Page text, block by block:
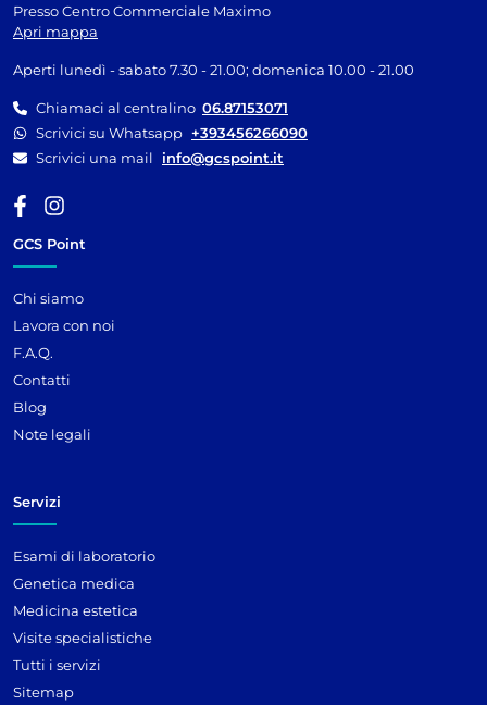
Presso Centro Commerciale Maximo
Apri mappa
Aperti lunedì - sabato 7.30 - 21.00; domenica 10.00 - 21.00
Chiamaci al centralino 06.87153071
Scrivici su Whatsapp +393456266090
Scrivici una mail
info@gcspoint.it
GCS Point
Chi siamo
Lavora con noi
F.A.Q.
Contatti
Blog
Note legali
Servizi
Esami di laboratorio
Genetica medica
Medicina estetica
Visite specialistiche
Tutti i servizi
Sitemap